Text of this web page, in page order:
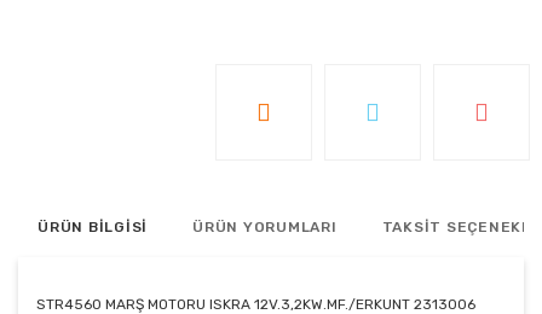
ÜRÜN BİLGİSİ ÜRÜN YORUMLARI TAKSİT
STR4560 MARŞ MOTORU ISKRA 12V.3,2KW.MF./ERKUNT 2313006